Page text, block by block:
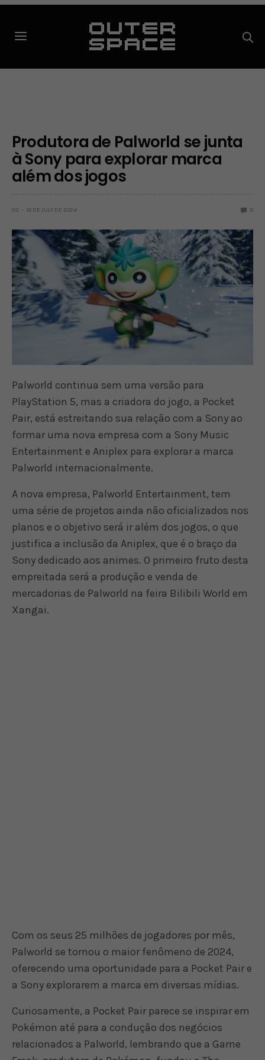
Produtora de Palworld se junta
à Sony para explorar marca
além dos jogos
OS 10 DE JULY DE 2024 0
Palworld continua sem uma versão para
PlayStation 5, mas a criadora do jogo, a Pocket
Pair, está estreitando sua relação com a Sony ao
formar uma nova empresa com a Sony Music
Entertainment e Aniplex para explorar a marca
Palworld internacionalmente.
A nova empresa, Palworld Entertainment, tem
uma série de projetos ainda não oficializados nos
planos e o objetivo será ir além dos jogos, o que
justifica a inclusão da Aniplex, que é o braço da
Sony dedicado aos animes. O primeiro fruto desta
empreitada será a produção e venda de
mercadorias de Palworld na feira Bilibili World em
Xangai.
Com os seus 25 milhões de jogadores por mês,
Palworld se tornou o maior fenômeno de 2024,
oferecendo uma oportunidade para a Pocket Pair e
a Sony explorarem a marca em diversas mídias.
Curiosamente, a Pocket Pair parece se inspirar em
Pokémon até para a condução dos negócios
relacionados a Palworld, lembrando que a Game